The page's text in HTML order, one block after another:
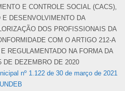
E CONTROLE SOCIAL (CACS),
DESENVOLVIMENTO DA
DOS PROFISSIONAIS DA
COM O ARTIGO 212-A
REGULAMENTADO NA FORMA DA
DE DEZEMBRO DE 2020
nº 1.122 de 30 de março de 2021